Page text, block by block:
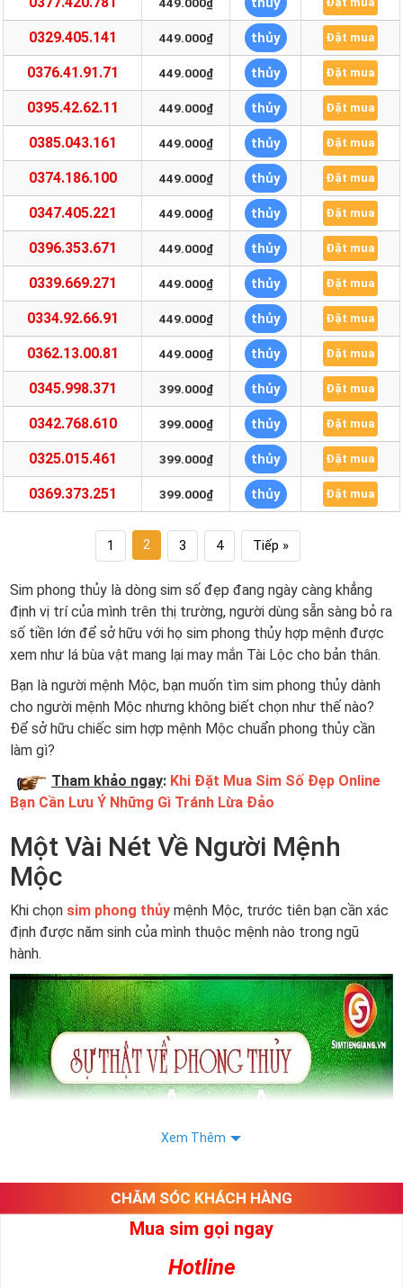
449.000₫
0329.405.141 449.000₫ thủy Đặt mua
0376.41.91.71 449.000₫ thủy Đặt mua
0395.42.62.11 449.000₫ thủy Đặt mua
0385.043.161 449.000₫ thủy Đặt mua
0374.186.100 449.000₫ thủy Đặt mua
0347.405.221 449.000₫ thủy Đặt mua
0396.353.671 449.000₫ thủy Đặt mua
0339.669.271 449.000₫ thủy Đặt mua
0334.92.66.91 449.000₫ thủy Đặt mua
0362.13.00.81 449.000₫ thủy Đặt mua
0345.998.371 399.000₫ thủy Đặt mua
0342.768.610 399.000₫ thủy Đặt mua
0325.015.461 399.000₫ thủy Đặt mua
0369.373.251 399.000₫ thủy Đặt mua
1 2 3 4 Tiếp »
Sim phong thủy là dòng sim số đẹp đang ngày càng khẳng
định vị trí của mình trên thị trường, người dùng sẵn sàng bỏ ra
số tiền lớn để sở hữu với họ sim phong thủy hợp mệnh được
xem như lá bùa vật mang lại may mắn Tài Lộc cho bản thân.
Bạn là người mệnh Mộc, bạn muốn tìm sim phong thủy dành
cho người mệnh Mộc nhưng không biết chọn như thế nào?
Để sở hữu chiếc sim hợp mệnh Mộc chuẩn phong thủy cần
làm gì?
Tham khảo ngay: Khi Đặt Mua Sim Số Đẹp Online
Bạn Cần Lưu Ý Những Gì Tránh Lừa Đảo
Một Vài Nét Về Người Mệnh
Mộc
Khi chọn sim phong thủy mệnh Mộc, trước tiên bạn cần xác
định được năm sinh của mình thuộc mệnh nào trong ngũ
hành.
Xem Thêm
CHĂM SÓC KHÁCH HÀNG
Mua sim gọi ngay
Hotline